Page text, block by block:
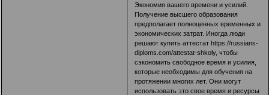
Экономия вашего времени и усилий.
Получение высшего образования
предполагает полноценных временных и
экономических затрат. Иногда люди
решают купить аттестатhttps://russians-
diploms.com/attestat-shkoly, чтобы
сэкономить свободное время и усилия,
которые необходимы для обучения на
протяжении многих лет. Они могут
использовать это свое время и ресурсы